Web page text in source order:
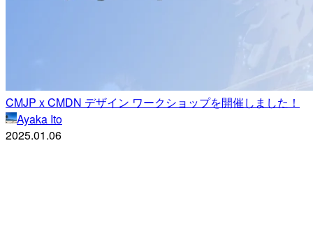
CMJP x CMDN デザイン ワークショップを開催しました！
Ayaka Ito
2025.01.06